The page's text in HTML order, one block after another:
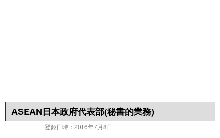
ASEAN日本政府代表部(秘書的業務)
登録日時：2016年7月8日